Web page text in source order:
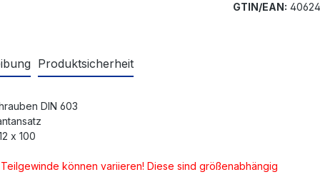
GTIN/EAN:
Produktsicherheit
DIN 603
x 100
können variieren! Diese sind größenabhängig